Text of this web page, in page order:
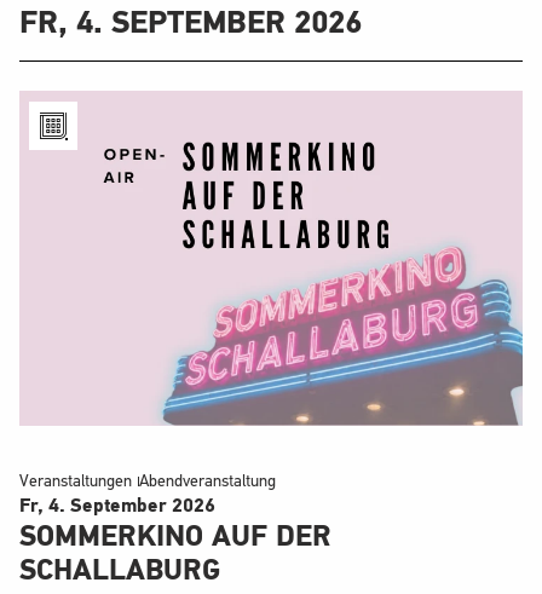
FR, 4. SEPTEMBER 2026
Veranstaltungen Abendveranstaltung
Fr, 4. September 2026
SOMMERKINO AUF DER
SCHALLABURG